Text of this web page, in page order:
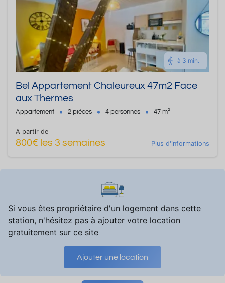
à 3 min.
Bel Appartement Chaleureux 47m2 Face
aux Thermes
Appartement 2 pièces 4 personnes 47 m²
A partir de
800€ les 3 semaines Plus d'informations
Si vous êtes propriétaire d'un logement dans cette
station, n'hésitez pas à ajouter votre location
gratuitement sur ce site
Ajouter une location